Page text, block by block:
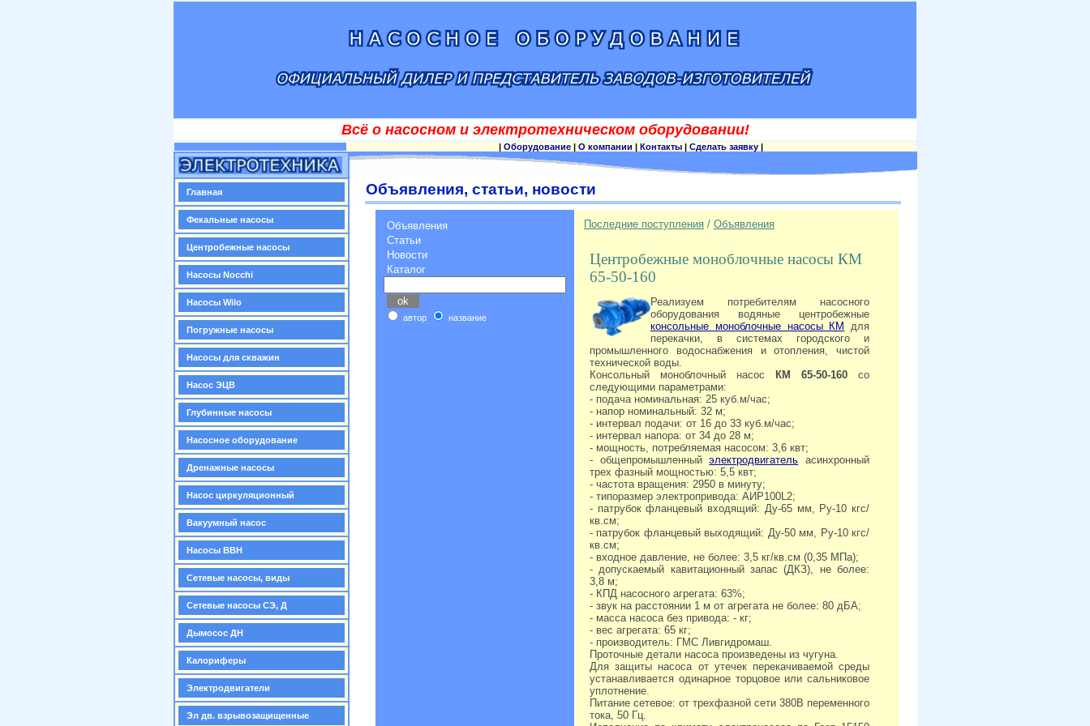
Всё о насосном и электротехническом оборудовании!
| Оборудование | О компании | Контакты | Сделать заявку |
Главная
Фекальные насосы
Центробежные насосы
Насосы Nocchi
Насосы Wilo
Погружные насосы
Насосы для скважин
Насос ЭЦВ
Глубинные насосы
Насосное оборудование
Дренажные насосы
Насос циркуляционный
Вакуумный насос
Насосы ВВН
Сетевые насосы, виды
Сетевые насосы СЭ, Д
Дымосос ДН
Калориферы
Электродвигатели
Эл дв. взрывозащищенные
Объявления, статьи, новости
Объявления
Статьи
Новости
Каталог
автор название
Последние поступления / Объявления
Центробежные моноблочные насосы КМ
65-50-160
Реализуем потребителям насосного
оборудования водяные центробежные
консольные моноблочные насосы КМ
для
перекачки, в системах городского и
промышленного водоснабжения и отопления, чистой
технической воды.
Консольный моноблочный насос
КМ 65-50-160 со
следующими параметрами:
- подача номинальная: 25 куб.м/час;
- напор номинальный: 32 м;
- интервал подачи: от 16 до 33 куб.м/час;
- интервал напора: от 34 до 28 м;
- мощность, потребляемая насосом: 3,6 квт;
- общепромышленныйэлектродвигатель асинхронный
трех фазный мощностью: 5,5 квт;
- частота вращения: 2950 в минуту;
- типоразмер электропривода: АИР100L2;
- патрубок фланцевый входящий: Ду-65 мм, Ру-10 кгс/
кв.см;
- патрубок фланцевый выходящий: Ду-50 мм, Ру-10 кгс/
кв.см;
- входное давление, не более: 3,5 кг/кв.см (0,35 МПа);
- допускаемый кавитационный запас (ДКЗ), не более:
3,8 м;
- КПД насосного агрегата: 63%;
- звук на расстоянии 1 м от агрегата не более: 80 дБА;
- масса насоса без привода: - кг;
- вес агрегата: 65 кг;
- производитель: ГМС Ливгидромаш.
Проточные детали насоса произведены из чугуна.
Для защиты насоса от утечек перекачиваемой среды
устанавливается одинарное торцовое или сальниковое
уплотнение.
Питание сетевое: от трехфазной сети 380В переменного
тока, 50 Гц.